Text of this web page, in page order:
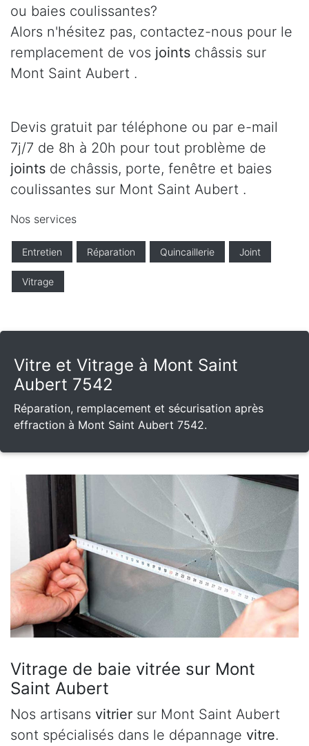
ou baies coulissantes?
Alors n'hésitez pas, contactez-nous pour le
remplacement de vos joints châssis sur
Mont Saint Aubert .
Devis gratuit par téléphone ou par e-mail
7j/7 de 8h à 20h pour tout problème de
joints de châssis, porte, fenêtre et baies
coulissantes sur Mont Saint Aubert .
Nos services
Entretien Réparation Quincaillerie Joint
Vitrage
Vitre et Vitrage à Mont Saint
Aubert 7542
Réparation, remplacement et sécurisation après
effraction à Mont Saint Aubert 7542.
Vitrage de baie vitrée sur Mont
Saint Aubert
Nos artisans vitrier sur Mont Saint Aubert
sont spécialisés dans le dépannage vitre.